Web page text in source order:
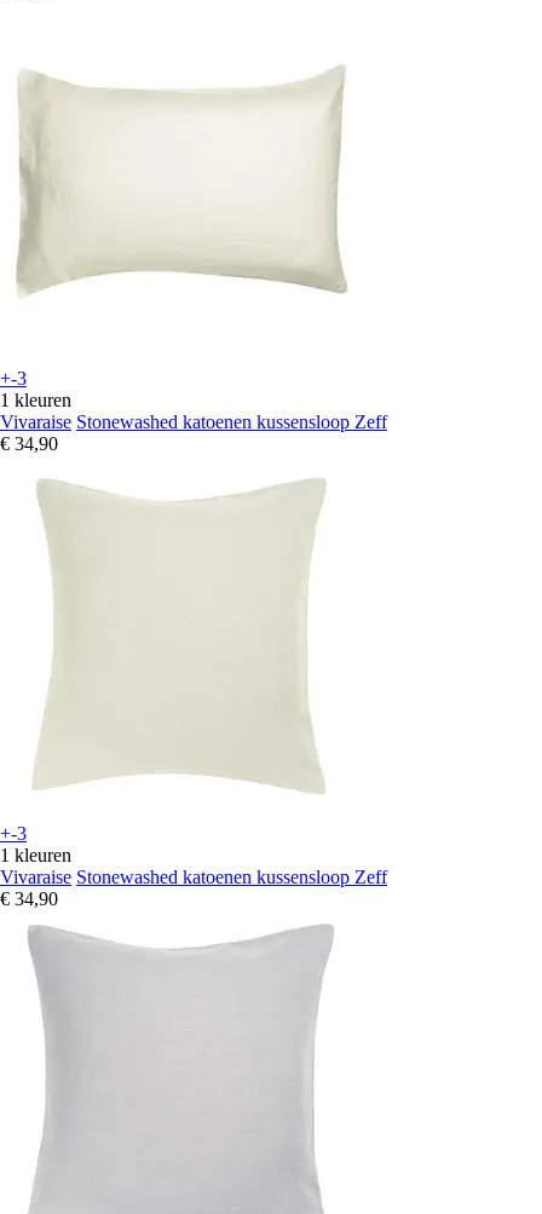
+-3
1 kleuren
Vivaraise Stonewashed katoenen kussensloop Zeff
€ 34,90
+-3
1 kleuren
Vivaraise Stonewashed katoenen kussensloop Zeff
€ 34,90